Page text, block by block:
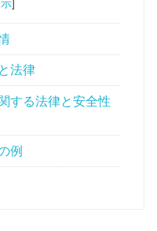
法律
する法律と安全性
例